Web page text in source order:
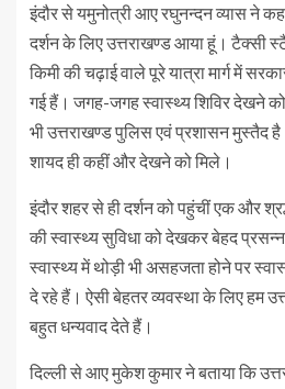
इंदौर से यमुनोत्री आए रघुनन्दन व्यास ने
दर्शन के लिए उत्तराखण्ड आया हूं। टैक्सी
किमी की चढ़ाई वाले पूरे यात्रा मार्ग में
गई हैं। जगह-जगह स्वास्थ्य शिविर देखने
भी उत्तराखण्ड पुलिस एवं प्रशासन मुस्तैद
शायद ही कहीं और देखने को मिले।
इंदौर शहर से ही दर्शन को पहुंचीं एक और
की स्वास्थ्य सुविधा को देखकर बेहद
स्वास्थ्य में थोड़ी भी असहजता होने पर
दे रहे हैं। ऐसी बेहतर व्यवस्था के लिए हम
बहुत धन्यवाद देते हैं।
दिल्ली से आए मुकेश कुमार ने बताया कि